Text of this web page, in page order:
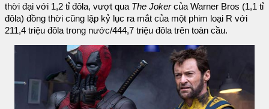
thời đại với 1,2 tỉ đôla, vượt qua The Jokercủa Warner Bros (1,1 tỉ
đôla) đồng thời cũng lập kỷ lục ra mắt của một phim loại R với
211,4 triệu đôla trong nước/444,7 triệu đôla trên toàn cầu.